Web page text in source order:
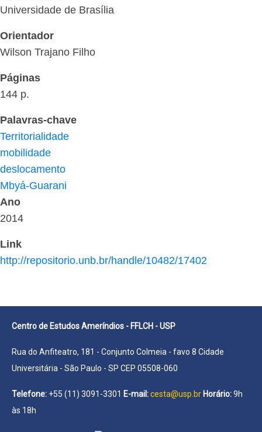
Universidade de Brasília
Orientador
Wilson Trajano Filho
Páginas
144 p.
Palavras-chave
Territorialidade
mobilidade
deslocamento
Mbyá-Guarani
Ano
2014
Link
http://repositorio.unb.br/handle/10482/17402
Centro de Estudos Ameríndios - FFLCH - USP
Rua do Anfiteatro, 181 - Conjunto Colmeia - favo 8 Cidade
Universitária - São Paulo - SP CEP 05508-060
Telefone: +55 (11) 3091-3301 E-mail:cesta@usp.br Horário:9h
às 18h